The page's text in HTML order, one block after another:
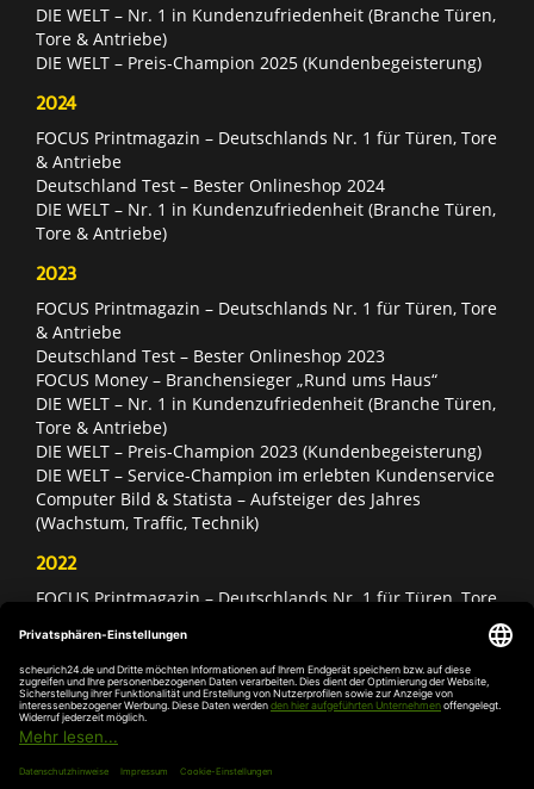
DIE WELT – Nr. 1 in Kundenzufriedenheit (Branche Türen,
Tore & Antriebe)
DIE WELT – Preis-Champion 2025 (Kundenbegeisterung)
2024
FOCUS Printmagazin – Deutschlands Nr. 1 für Türen, Tore
& Antriebe
Deutschland Test – Bester Onlineshop 2024
DIE WELT – Nr. 1 in Kundenzufriedenheit (Branche Türen,
Tore & Antriebe)
2023
FOCUS Printmagazin – Deutschlands Nr. 1 für Türen, Tore
& Antriebe
Deutschland Test – Bester Onlineshop 2023
FOCUS Money – Branchensieger „Rund ums Haus“
DIE WELT – Nr. 1 in Kundenzufriedenheit (Branche Türen,
Tore & Antriebe)
DIE WELT – Preis-Champion 2023 (Kundenbegeisterung)
DIE WELT – Service-Champion im erlebten Kundenservice
Computer Bild & Statista – Aufsteiger des Jahres
(Wachstum, Traffic, Technik)
2022
FOCUS Printmagazin – Deutschlands Nr. 1 für Türen, Tore
Deutschland Test – Bester Onlineshop 2022
FOCUS Money – Branchensieger „Rund ums Haus“
DIE WELT – Service-Champion im erlebten Kundenservice
DIE WELT – Branchengewinner Gold-Rang (Türen, Tore &
Antriebe)